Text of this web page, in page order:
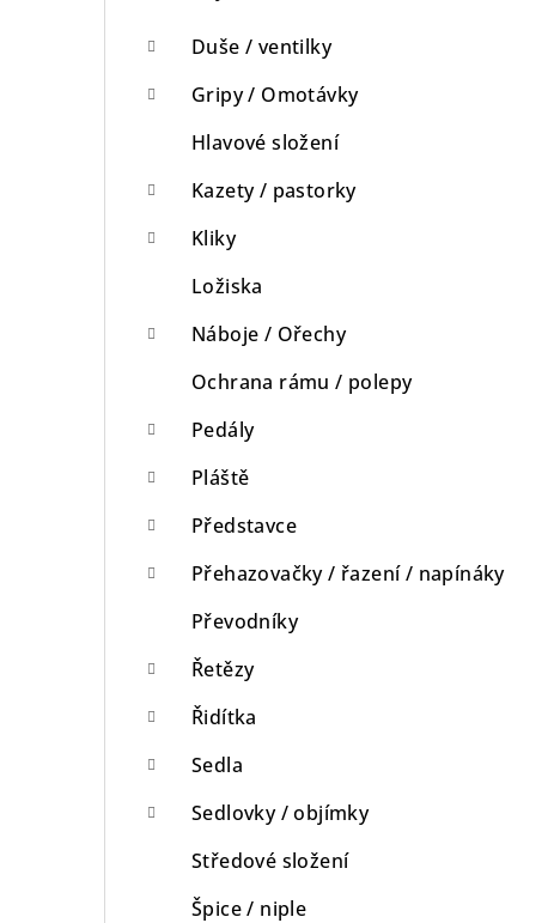
Duše / ventilky
Gripy / Omotávky
Hlavové složení
Kazety / pastorky
Kliky
Ložiska
Náboje / Ořechy
Ochrana rámu / polepy
Pedály
Pláště
Představce
Přehazovačky / řazení / napínáky
Převodníky
Řetězy
Řidítka
Sedla
Sedlovky / objímky
Středové složení
Špice / niple